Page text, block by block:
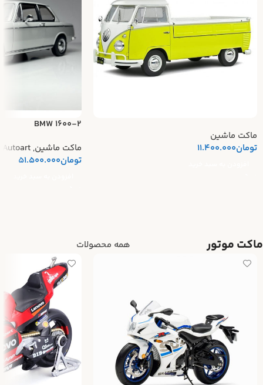
ماکت ماشین
تومان11.400.000
BMW 1600-2
ماکت ماشین,
Autoart
تومان51.500.000
ماکت موتور همه محصولات